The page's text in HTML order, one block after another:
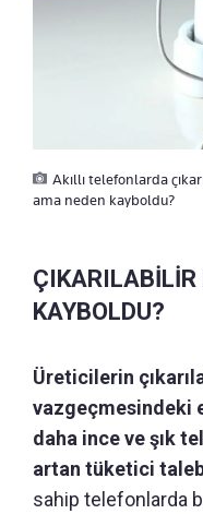
Akıllı telefonlarda
ama neden kayboldu?
ÇIKARILABİLİR
KAYBOLDU?
Üreticilerin
vazgeçmesindeki
daha ince ve şık
artan tüketici
sahip telefonlarda